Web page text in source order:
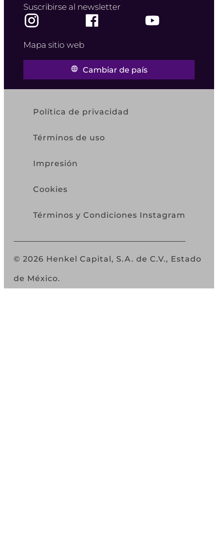
Suscribirse al newsletter
Mapa sitio web
Cambiar de país
Política de privacidad
Términos de uso
Impresión
Cookies
Términos y Condiciones Instagram
© 2026 Henkel Capital, S.A. de C.V., Estado
de México.